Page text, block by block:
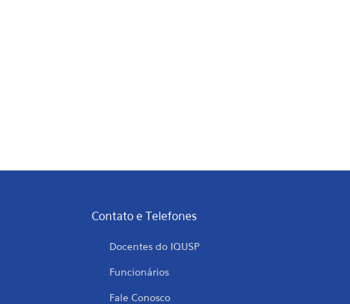
Contato e Telefones
Docentes do IQUSP
Funcionários
Fale Conosco